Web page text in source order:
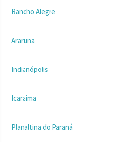
Rancho Alegre
Araruna
Indianópolis
Icaraíma
Planaltina do Paraná